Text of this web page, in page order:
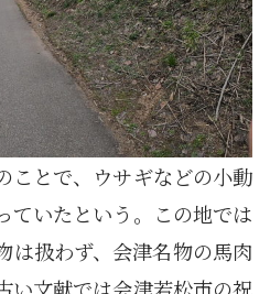
ことで、ウサギなどの小動
ていたという。この地では
は扱わず、会津名物の馬肉